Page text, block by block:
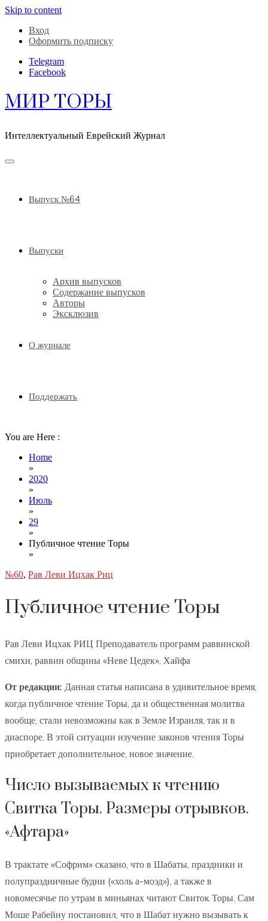
Skip to content
Вход
Оформить подписку
Telegram
Facebook
МИР ТОРЫ
Интеллектуальный Еврейский Журнал
Выпуск №64
Выпуски
Архив выпусков
Содержание выпусков
Авторы
Эксклюзив
О журнале
Поддержать
You are Here :
Home
»
2020
»
Июль
»
29
»
Публичное чтение Торы
»
№60, Рав Леви Ицхак Риц
Публичное чтение Торы
Рав Леви Ицхак РИЦ Преподаватель программ раввинской
смихи, раввин общины «Неве Цедек», Хайфа
От редакции: Данная статья написана в удивительное время,
когда публичное чтение Торы, да и общественная молитва
вообще, стали невозможны как в Земле Израиля, так и в
диаспоре. В этой ситуации изучение законов чтения Торы
приобретает дополнительное, новое значение.
Число вызываемых к чтению
Свитка Торы. Размеры отрывков.
«Афтара»
В трактате «Софрим» сказано, что в Шабаты, праздники и
полупраздничные будни («холь а-моэд»), а также в
новомесячье по утрам в миньянах читают Свиток Торы. Сам
Моше Рабейну постановил, что в Шабат нужно вызывать к